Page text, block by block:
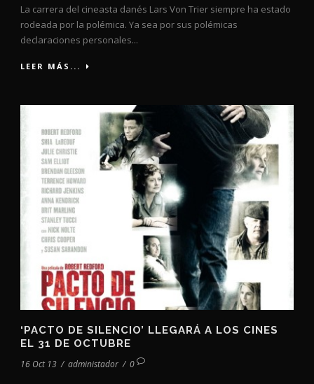
La carrera del cineasta danés Lars Von Trier siempre ha estado
rodeada por la polémica. Ya sea por sus polémicas
declaraciones personales...
LEER MÁS...
‘PACTO DE SILENCIO’ LLEGARÁ A LOS CINES
EL 31 DE OCTUBRE
16 Oct 13 / administador / 0